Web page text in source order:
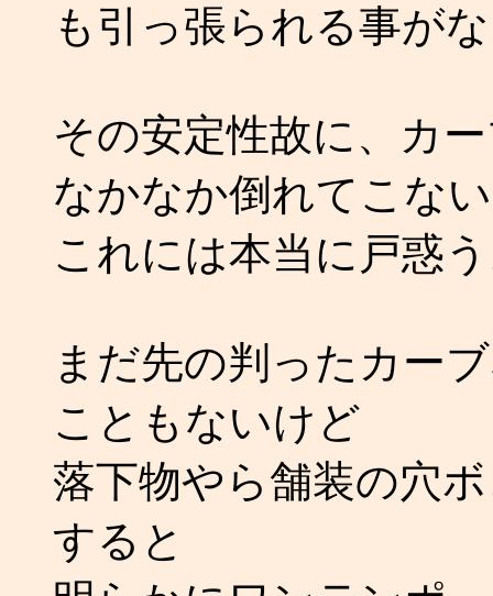
も引っ張られる事が
その安定性故に、カ
なかなか倒れてこな
これには本当に戸惑
まだ先の判ったカー
こともないけど
落下物やら舗装の穴
すると